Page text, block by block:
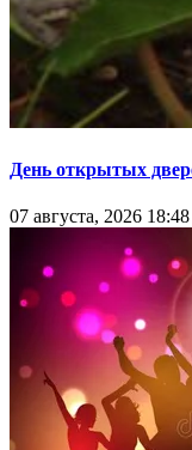
День открытых
07 августа, 2026 18:48